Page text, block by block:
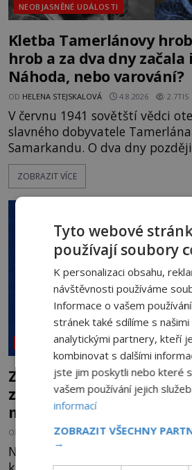
NEOBJASNĚNÉ UDÁLOSTI
Kletba Tamerlánovy
hrob a za dva dny začala
Náhoda, nebo varování?
OD HELENA STEJSKALOVÁ 4.8.2026 2.7TIS
V červnu 1941 sovětští vědci
slavného dobyvatele
Samarkandu. O dva dny
Německo zahajuje operaci
Sovětský svaz. Shoda dat je
rodí jedna z nejslavnějších
souhru okolností? Když antropolog Michail
Gerasimov (1907-1970) a
ZOBRAZIT VÍCE
NEOBJASNĚNÉ UDÁLOSTI
Záhada Rohoncského
zapomenutý jazyk,
mistrovský podvrh?
OD HELENA STEJSKALOVÁ 3.8.2026 3.0TIS
Na první pohled připomíná
Tyto webové
používají soubory
K personalizaci obsahu,
návštěvnosti používáme
Informace o vašem
stránek také sdílíme s našimi
analytickými partnery, kteří
kombinovat s dalšími
jste jim poskytli nebo které
vašem používání jejich
informací
ZOBRAZIT VŠECHNY
→